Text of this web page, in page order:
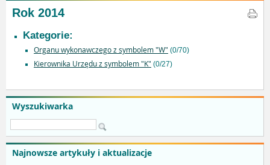
Wyszukiwarka
Najnowsze artykuły i aktualizacje
Rok 2014
Kategorie:
Organu wykonawczego z symbolem "W" (0/70)
Kierownika Urzędu z symbolem "K" (0/27)